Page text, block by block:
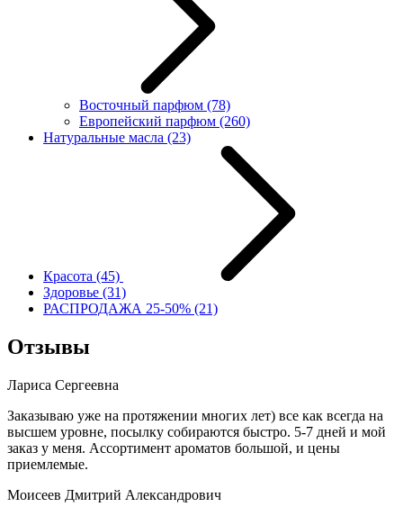
Восточный парфюм (78)
Европейский парфюм (260)
Натуральные масла (23)
Красота (45)
Здоровье (31)
РАСПРОДАЖА 25-50% (21)
Отзывы
Лариса Сергеевна
Заказываю уже на протяжении многих лет) все как всегда на
высшем уровне, посылку собираются быстро. 5-7 дней и мой
заказ у меня. Ассортимент ароматов большой, и цены
приемлемые.
Моисеев Дмитрий Александрович